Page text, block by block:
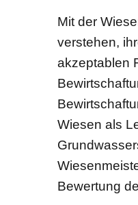
Mit der
verstehen,
akzeptablen
Wiesen als
Bewertung